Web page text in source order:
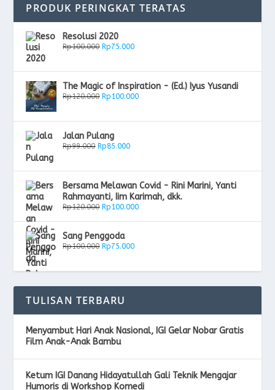
PRODUK PERINGKAT TERATAS
Resolusi 2020
Rp100.000 Rp75.000
The Magic of Inspiration - (Ed.) Iyus Yusandi
Rp120.000 Rp100.000
Jalan Pulang
Rp99.000 Rp85.000
Bersama Melawan Covid - Rini Marini, Yanti
Rahmayanti, Iim Karimah, dkk.
Rp120.000 Rp100.000
Sang Penggoda
Rp100.000 Rp75.000
TULISAN TERBARU
Menyambut Hari Anak Nasional, IGI Gelar Nobar Gratis
Film Anak-Anak Bambu
Ketum IGI Danang Hidayatullah Gali Teknik Mengajar
Humoris di Workshop Komedi